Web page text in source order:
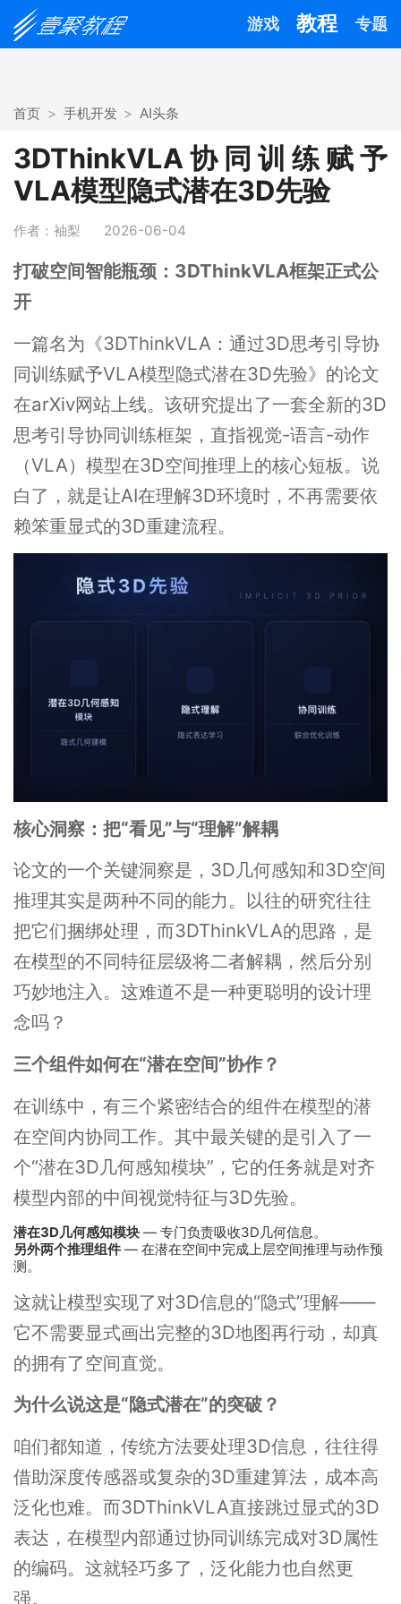
游戏 教程 专题
首页 手机开发 AI头条
3DThinkVLA协同训练赋予
VLA模型隐式潜在3D先验
作者：袖梨 2026-06-04
打破空间智能瓶颈：3DThinkVLA框架正式公
开
一篇名为《3DThinkVLA：通过3D思考引导协
同训练赋予VLA模型隐式潜在3D先验》的论文
在arXiv网站上线。该研究提出了一套全新的3D
思考引导协同训练框架，直指视觉-语言-动作
（VLA）模型在3D空间推理上的核心短板。说
白了，就是让AI在理解3D环境时，不再需要依
赖笨重显式的3D重建流程。
核心洞察：把“看见”与“理解”解耦
论文的一个关键洞察是，3D几何感知和3D空间
推理其实是两种不同的能力。以往的研究往往
把它们捆绑处理，而3DThinkVLA的思路，是
在模型的不同特征层级将二者解耦，然后分别
巧妙地注入。这难道不是一种更聪明的设计理
念吗？
三个组件如何在“潜在空间”协作？
在训练中，有三个紧密结合的组件在模型的潜
在空间内协同工作。其中最关键的是引入了一
个“潜在3D几何感知模块”，它的任务就是对齐
模型内部的中间视觉特征与3D先验。
潜在3D几何感知模块 — 专门负责吸收3D几何信息。
另外两个推理组件 — 在潜在空间中完成上层空间推理与动作预
测。
这就让模型实现了对3D信息的“隐式”理解——
它不需要显式画出完整的3D地图再行动，却真
的拥有了空间直觉。
为什么说这是“隐式潜在”的突破？
咱们都知道，传统方法要处理3D信息，往往得
借助深度传感器或复杂的3D重建算法，成本高
泛化也难。而3DThinkVLA直接跳过显式的3D
表达，在模型内部通过协同训练完成对3D属性
的编码。这就轻巧多了，泛化能力也自然更
强。